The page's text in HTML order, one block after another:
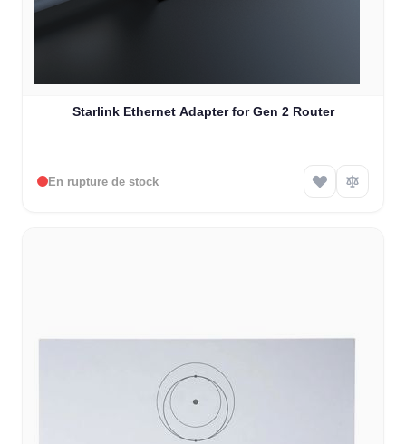
Starlink Ethernet Adapter for Gen 2 Router
En rupture de stock